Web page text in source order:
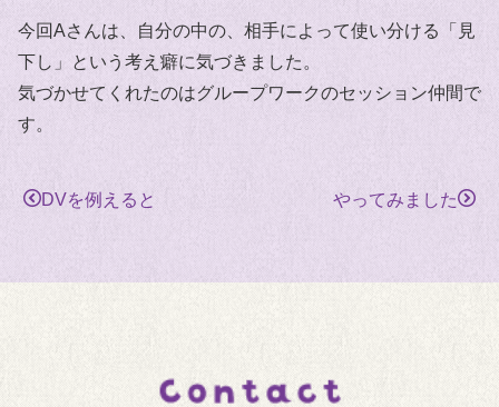
今回Aさんは、自分の中の、相手によって使い分ける「見
下し」という考え癖に気づきました。
気づかせてくれたのはグループワークのセッション仲間で
す。
DVを例えると やってみました